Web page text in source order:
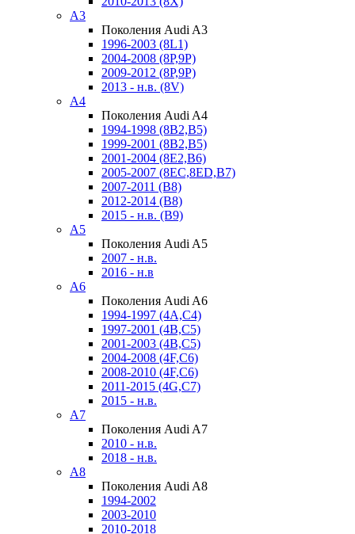
A3
Поколения Audi A3
1996-2003 (8L1)
2004-2008 (8P,9P)
2009-2012 (8P,9P)
2013 - н.в. (8V)
A4
Поколения Audi A4
1994-1998 (8B2,B5)
1999-2001 (8B2,B5)
2001-2004 (8E2,B6)
2005-2007 (8EC,8ED,B7)
2007-2011 (B8)
2012-2014 (B8)
2015 - н.в. (B9)
A5
Поколения Audi A5
2007 - н.в.
2016 - н.в
A6
Поколения Audi A6
1994-1997 (4A,C4)
1997-2001 (4B,C5)
2001-2003 (4B,C5)
2004-2008 (4F,C6)
2008-2010 (4F,C6)
2011-2015 (4G,C7)
2015 - н.в.
A7
Поколения Audi A7
2010 - н.в.
2018 - н.в.
A8
Поколения Audi A8
1994-2002
2003-2010
2010-2018